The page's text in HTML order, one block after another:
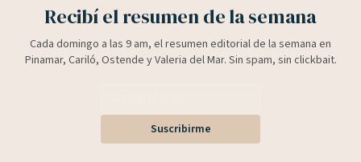
Recibí el resumen de la semana
Cada domingo a las 9 am, el resumen editorial de la semana en
Pinamar, Cariló, Ostende y Valeria del Mar. Sin spam, sin clickbait.
Suscribirme